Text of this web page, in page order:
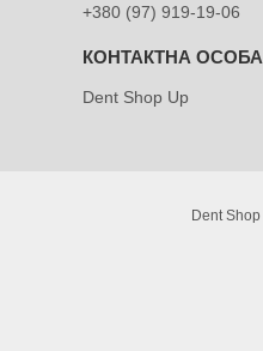
+380 (97) 919-19-06
Dent Shop Up